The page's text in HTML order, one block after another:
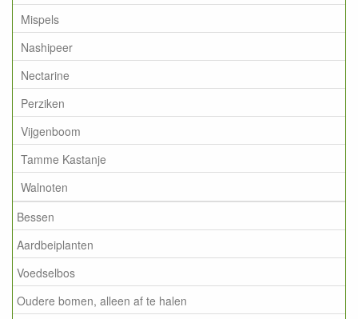
Mispels
Nashipeer
Nectarine
Perziken
Vijgenboom
Tamme Kastanje
Walnoten
Bessen
Aardbeiplanten
Voedselbos
Oudere bomen, alleen af te halen